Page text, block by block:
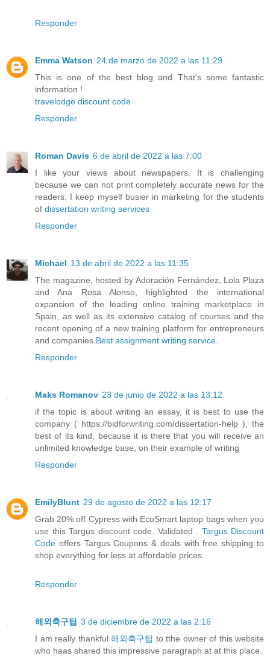
Responder
Emma Watson 24 de marzo de 2022 a las 11:29
This is one of the best blog and That's some fantastic
information !
travelodge discount code
Responder
Roman Davis 6 de abril de 2022 a las 7:00
I like your views about newspapers. It is challenging
because we can not print completely accurate news for the
readers. I keep myself busier in marketing for the students
of dissertation writing services
Responder
Michael 13 de abril de 2022 a las 11:35
The magazine, hosted by Adoración Fernández, Lola Plaza
and Ana Rosa Alonso, highlighted the international
expansion of the leading online training marketplace in
Spain, as well as its extensive catalog of courses and the
recent opening of a new training platform for entrepreneurs
and companies. Best assignment writing service
Responder
Maks Romanov 23 de junio de 2022 a las 13:12
if the topic is about writing an essay, it is best to use the
company ( https://bidforwriting.com/dissertation-help ), the
best of its kind, because it is there that you will receive an
unlimited knowledge base, on their example of writing
Responder
EmilyBlunt 29 de agosto de 2022 a las 12:17
Grab 20% off Cypress with EcoSmart laptop bags when you
use this Targus discount code. Validated . Targus Discount
Code offers Targus Coupons & deals with free shipping to
shop everything for less at affordable prices.
Responder
해외축구팁 3 de diciembre de 2022 a las 2:16
I am really thankful 해외축구팁 to tthe owner of this website
who haas shared this impressive paragraph at at this place.